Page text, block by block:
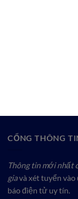
CỔNG THÔNG
Thông tin mới nhất
giavà xét tuyển
báo điện tử uy tín.